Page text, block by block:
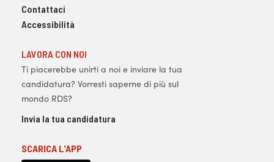
Contattaci
Accessibilità
LAVORA CON NOI
Ti piacerebbe unirti a noi e inviare la tua
candidatura? Vorresti saperne di più sul
mondo RDS?
Invia la tua candidatura
SCARICA L'APP